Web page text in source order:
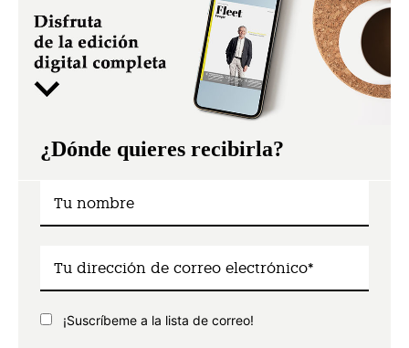
¿Dónde quieres recibirla?
¡Suscríbeme a la lista de correo!